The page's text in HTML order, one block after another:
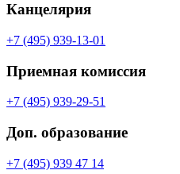
Канцелярия
+7 (495) 939-13-01
Приемная комиссия
+7 (495) 939-29-51
Доп. образование
+7 (495) 939 47 14